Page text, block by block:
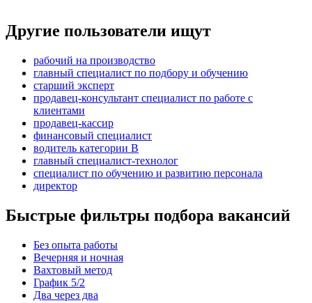
Другие пользователи ищут
рабочий на производство
главный специалист по подбору и обучению
старший эксперт
продавец-консультант специалист по работе с
клиентами
продавец-кассир
финансовый специалист
водитель категории B
главный специалист-технолог
специалист по обучению и развитию персонала
директор
Быстрые фильтры подбора вакансий
Без опыта работы
Вечерняя и ночная
Вахтовый метод
График 5/2
Два через два